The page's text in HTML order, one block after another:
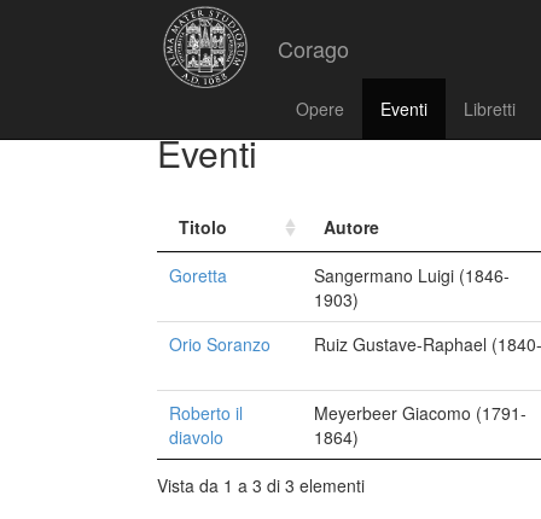
Corago
Opere Eventi Libretti
Eventi
Titolo
Autore
Goretta
Sangermano Luigi (1846-
1903)
Orio Soranzo
Ruiz Gustave-Raphael
Roberto il
diavolo
Meyerbeer Giacomo (1791-
1864)
Vista da 1 a 3 di 3 elementi